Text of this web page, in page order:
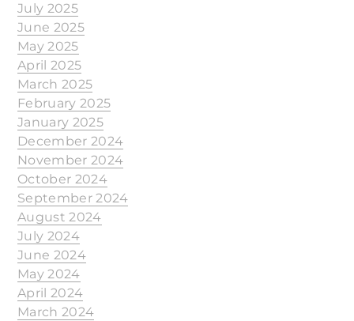
July 2025
June 2025
May 2025
April 2025
March 2025
February 2025
January 2025
December 2024
November 2024
October 2024
September 2024
August 2024
July 2024
June 2024
May 2024
April 2024
March 2024